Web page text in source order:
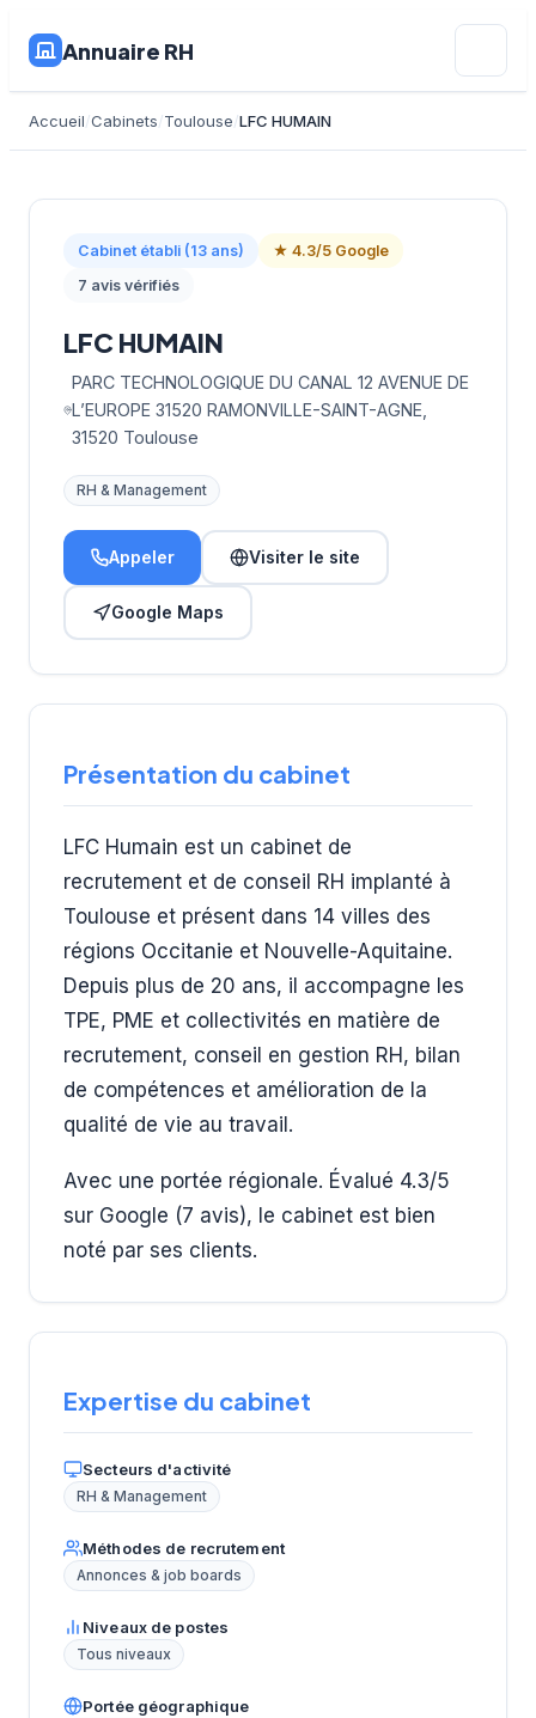
Annuaire RH
Accueil Cabinets Toulouse LFC HUMAIN
Cabinet établi (13 ans)
★ 4.3/5 Google
7 avis vérifiés
LFC HUMAIN
PARC TECHNOLOGIQUE DU CANAL 12 AVENUE DE
L’EUROPE 31520 RAMONVILLE-SAINT-AGNE,
31520 Toulouse
RH & Management
Appeler Visiter le site
Google Maps
Présentation du cabinet
LFC Humain est un cabinet de
recrutement et de conseil RH implanté à
Toulouse et présent dans 14 villes des
régions Occitanie et Nouvelle-Aquitaine.
Depuis plus de 20 ans, il accompagne les
TPE, PME et collectivités en matière de
recrutement, conseil en gestion RH, bilan
de compétences et amélioration de la
qualité de vie au travail.
Avec une portée régionale. Évalué 4.3/5
sur Google (7 avis), le cabinet est bien
noté par ses clients.
Expertise du cabinet
Secteurs d'activité
RH & Management
Méthodes de recrutement
Annonces & job boards
Niveaux de postes
Tous niveaux
Portée géographique